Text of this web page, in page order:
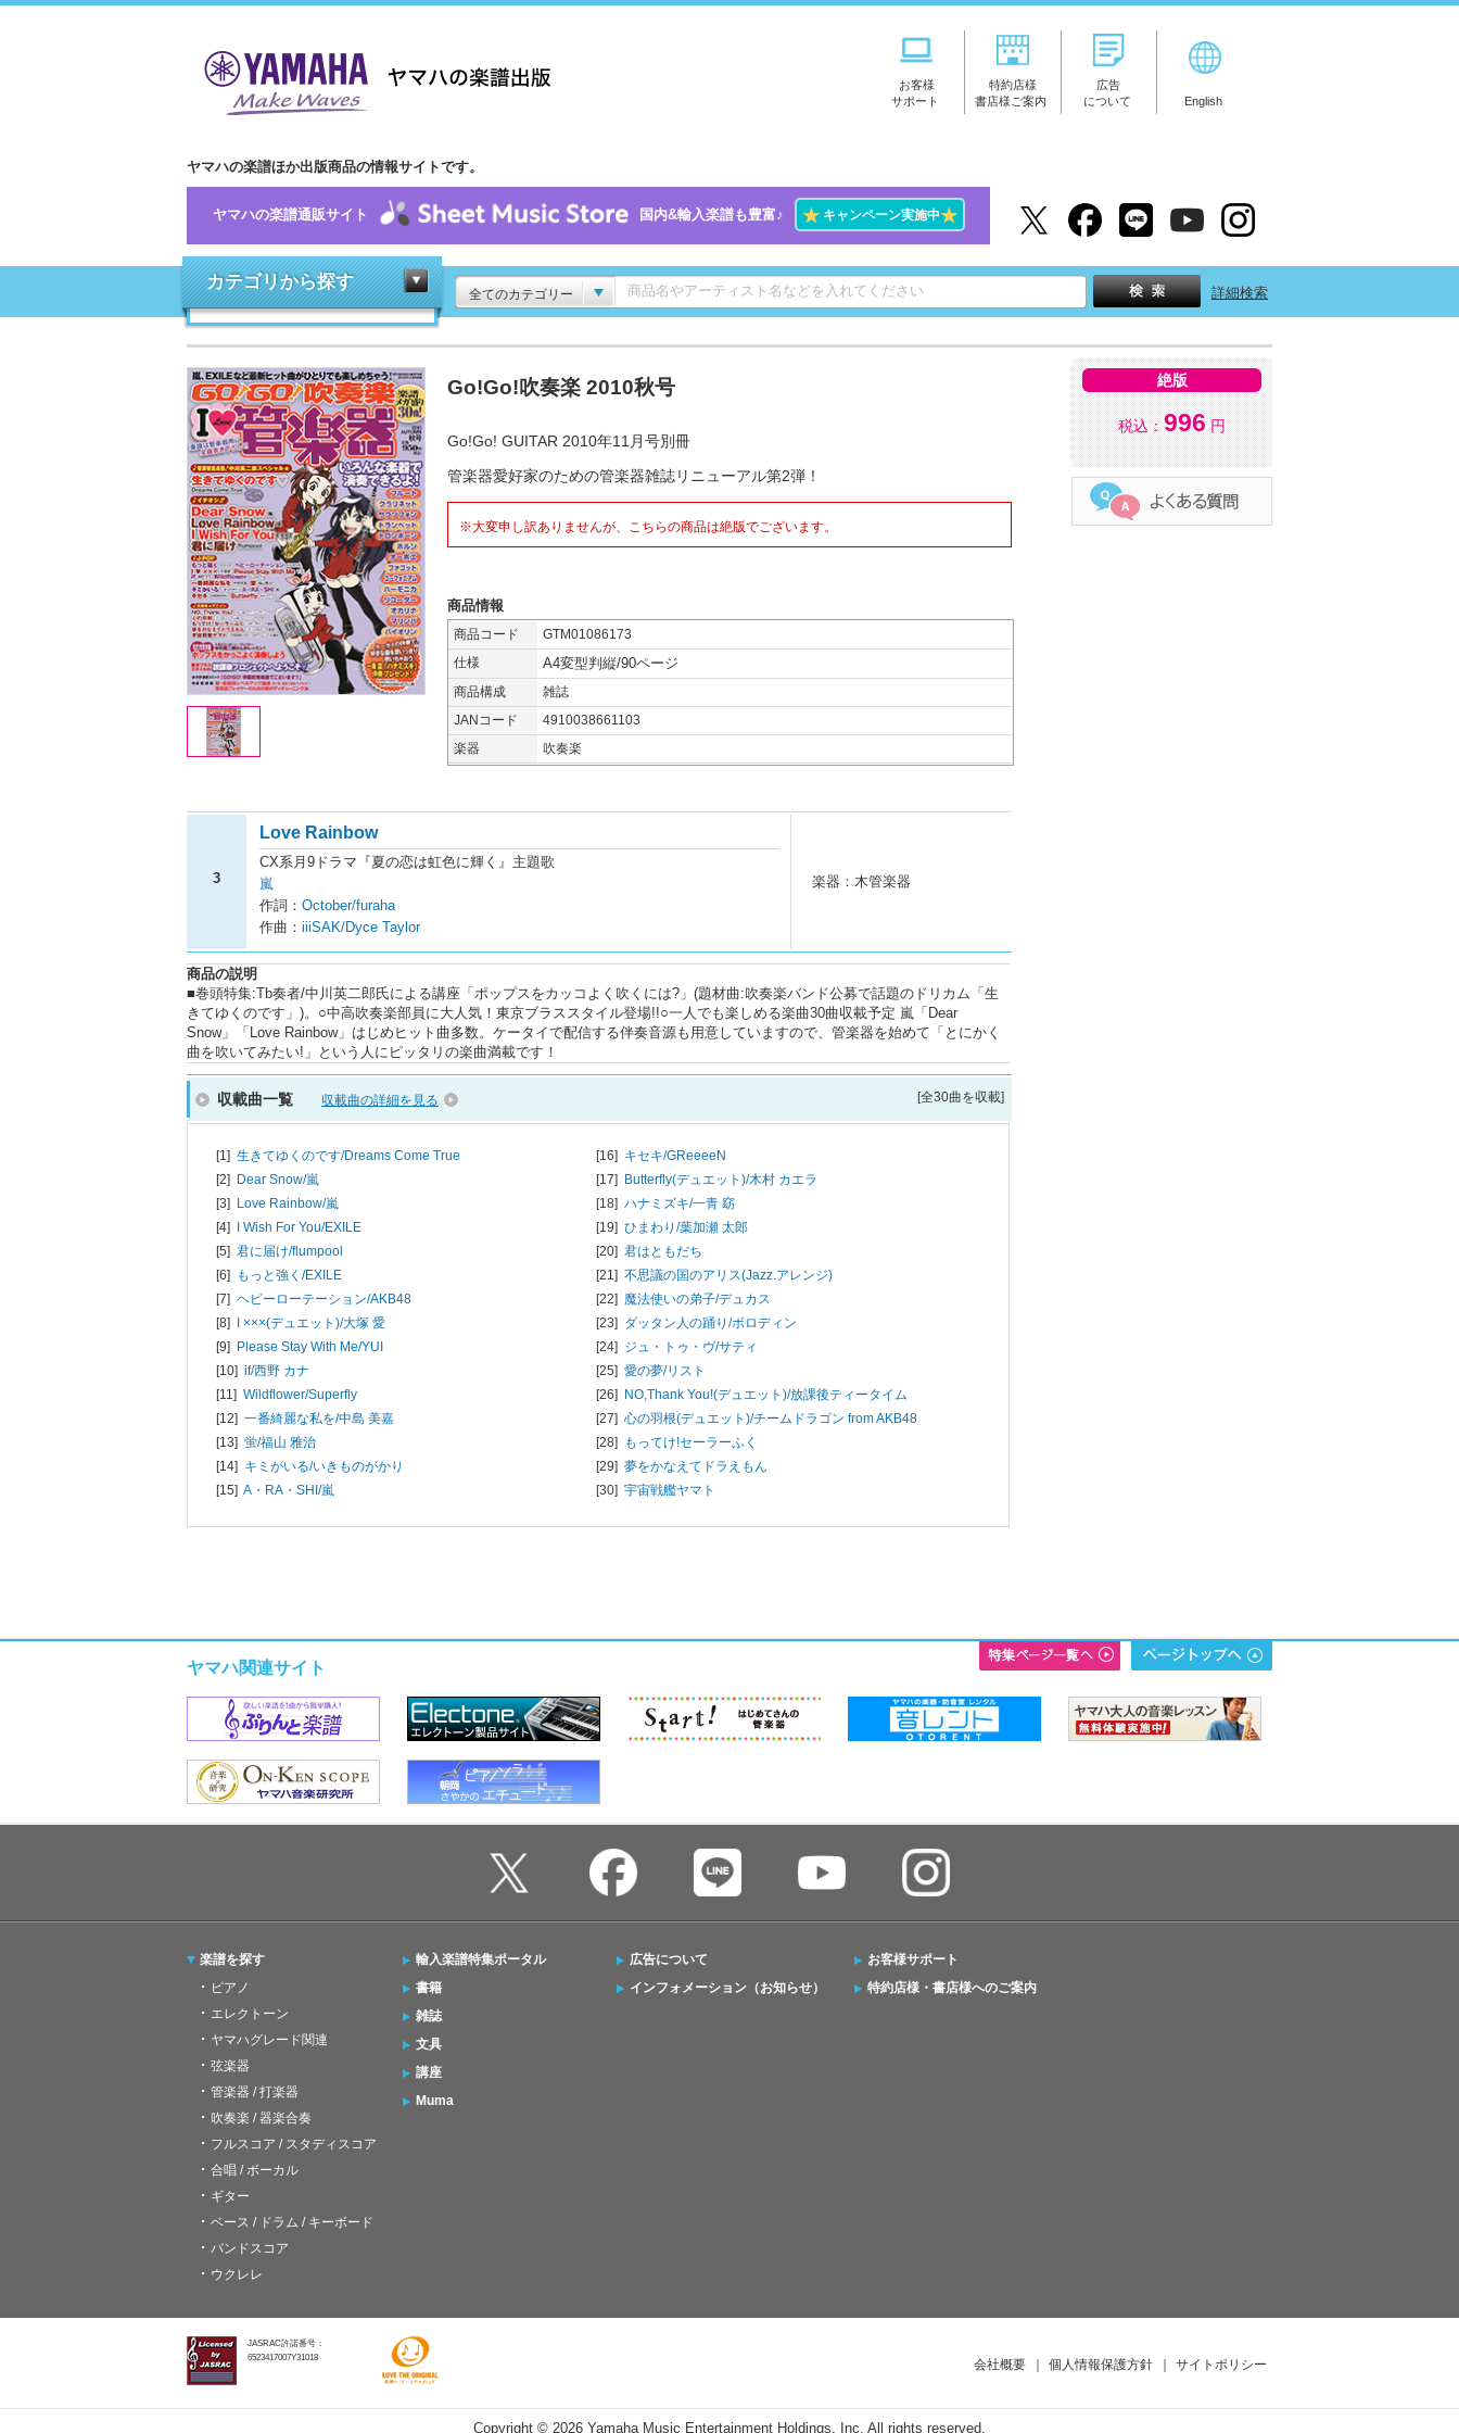
お客様
サポート
特約店様
書店様ご案内
広告
について
English
ヤマハの楽譜ほか出版商品の情報サイトです。
ヤマハの楽譜通販サイト 国内&輸入楽譜も豊富♪ ★キャンペーン実施中★
カテゴリから探す
全てのカテゴリー 詳細検索
Go!Go!吹奏楽 2010秋号
Go!Go! GUITAR 2010年11月号別冊
管楽器愛好家のための管楽器雑誌リニューアル第2弾！
※大変申し訳ありませんが、こちらの商品は絶版でございます。
商品情報
商品コード
GTM01086173
仕様
A4変型判縦/90ページ
商品構成
雑誌
JANコード
4910038661103
楽器
吹奏楽
3
Love Rainbow
CX系月9ドラマ『夏の恋は虹色に輝く』主題歌
嵐
作詞： October/furaha
作曲： iiiSAK/Dyce Taylor
楽器：木管楽器
商品の説明
■巻頭特集:Tb奏者/中川英二郎氏による講座「ポップスをカッコよく吹くには?」(題材曲:吹奏楽バンド公募で話題のドリカム「生
きてゆくのです」)。○中高吹奏楽部員に大人気！東京ブラススタイル登場!!○一人でも楽しめる楽曲30曲収載予定 嵐「Dear
Snow」「Love Rainbow」はじめヒット曲多数。ケータイで配信する伴奏音源も用意していますので、管楽器を始めて「とにかく
曲を吹いてみたい!」という人にピッタリの楽曲満載です！
収載曲一覧 収載曲の詳細を見る [全30曲を収載]
[1] 生きてゆくのです/Dreams Come True
[2] Dear Snow/嵐
[3] Love Rainbow/嵐
[4] I Wish For You/EXILE
[5] 君に届け/flumpool
[6] もっと強く/EXILE
[7] ヘビーローテーション/AKB48
[8] I ×××(デュエット)/大塚 愛
[9] Please Stay With Me/YUI
[10] if/西野 カナ
[11] Wildflower/Superfly
[12] 一番綺麗な私を/中島 美嘉
[13] 蛍/福山 雅治
[14] キミがいる/いきものがかり
[15] A・RA・SHI/嵐
[16] キセキ/GReeeeN
[17] Butterfly(デュエット)/木村 カエラ
[18] ハナミズキ/一青 窈
[19] ひまわり/葉加瀬 太郎
[20] 君はともだち
[21] 不思議の国のアリス(Jazz.アレンジ)
[22] 魔法使いの弟子/デュカス
[23] ダッタン人の踊り/ボロディン
[24] ジュ・トゥ・ヴ/サティ
[25] 愛の夢/リスト
[26] NO,Thank You!(デュエット)/放課後ティータイム
[27] 心の羽根(デュエット)/チームドラゴン from AKB48
[28] もってけ!セーラーふく
[29] 夢をかなえてドラえもん
[30] 宇宙戦艦ヤマト
絶版
税込： 996 円
ヤマハ関連サイト
楽譜を探す
ピアノ
エレクトーン
ヤマハグレード関連
弦楽器
管楽器 / 打楽器
吹奏楽 / 器楽合奏
フルスコア / スタディスコア
合唱 / ボーカル
ギター
ベース / ドラム / キーボード
バンドスコア
ウクレレ
輸入楽譜特集ポータル
書籍
雑誌
文具
講座
Muma
広告について
インフォメーション（お知らせ）
お客様サポート
特約店様・書店様へのご案内
JASRAC許諾番号：
6523417007Y31018
会社概要 ｜ 個人情報保護方針 ｜ サイトポリシー
Copyright © 2026 Yamaha Music Entertainment Holdings, Inc. All rights reserved.